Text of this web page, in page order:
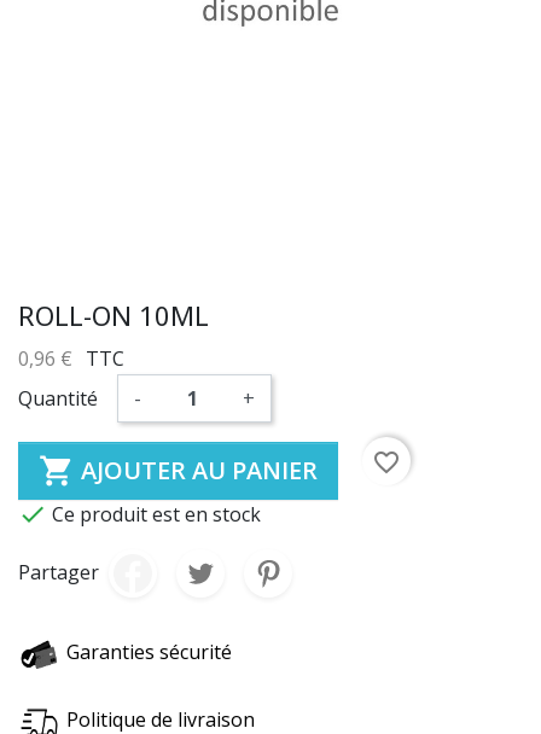
ROLL-ON 10ML
0,96 € TTC
Quantité
- +
 AJOUTER AU PANIER
favorite_border
 Ce produit est en stock
Partager
Garanties sécurité
Politique de livraison